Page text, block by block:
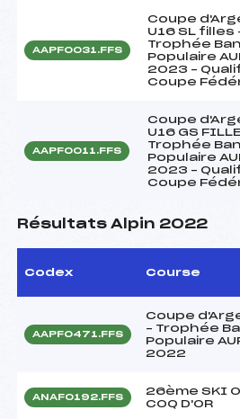
AAPF0031.FFS
Coupe
U16 SL filles
Trophée
Populaire
2023 –
Coupe
AAPF0011.FFS
Coupe
U16 GS
Trophée
Populaire
2023 –
Coupe
Résultats Alpin 2022
Codex Course
AAPF0471.FFS
Coupe
– Trophée
Populaire
2022
ANAF0192.FFS
26ème SKI
COQ D'OR